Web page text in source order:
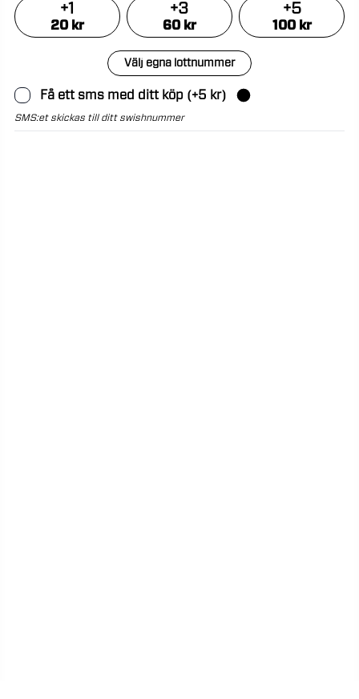
+1
20kr
+3
60kr
+5
100kr
Välj egna lottnummer
Få ett sms med ditt köp(+5 kr)
SMS:et skickas till ditt swishnummer